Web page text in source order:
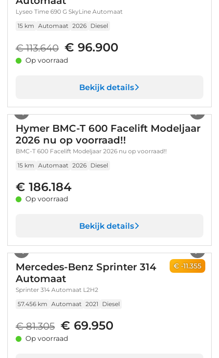
Lyseo Time 690 G SkyLine Automaat
15 km Automaat 2026 Diesel
€ 113.640 € 96.900
Op voorraad
Bekijk details
Hymer BMC-T 600 Facelift Modeljaar
2026 nu op voorraad!!
BMC-T 600 Facelift Modeljaar 2026 nu op voorraad!!
15 km Automaat 2026 Diesel
€ 186.184
Op voorraad
Bekijk details
€ -11.355
Mercedes-Benz Sprinter 314
Automaat
Sprinter 314 Automaat L2H2
57.456 km Automaat 2021 Diesel
€ 81.305 € 69.950
Op voorraad